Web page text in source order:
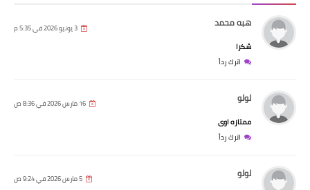
هبه محمد 3 يونيو 2026 في 5:35 م
شكرا
اترك رداً
لولو 16 مارس 2026 في 8:36 ص
ممتازه اوى
اترك رداً
لولو 5 مارس 2026 في 9:24 ص